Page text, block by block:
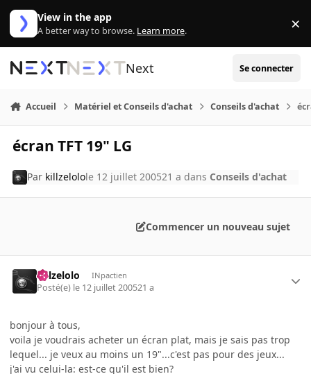
Aller au contenu
View in the app
A better way to browse. Learn more. ×
Next Se connecter
Accueil Matériel et Conseils d'achat Conseils d'achat
écran TFT 19" LG
Par killzelolole 12 juillet 200521 a dans Conseils d'achat
Commencer un nouveau sujet
killzelolo INpactien
Posté(e) le 12 juillet 200521 a
bonjour à tous,
voila je voudrais acheter un écran plat, mais je sais pas trop
lequel... je veux au moins un 19"...c'est pas pour des jeux...
j'ai vu celui-la: est-ce qu'il est bien?